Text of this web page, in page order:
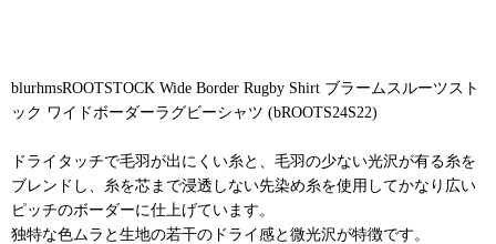
blurhmsROOTSTOCK Wide Border Rugby Shirt ブラームスルーツスト
ック ワイドボーダーラグビーシャツ (bROOTS24S22)
ドライタッチで毛羽が出にくい糸と、毛羽の少ない光沢が有る糸を
ブレンドし、糸を芯まで浸透しない先染め糸を使用してかなり広い
ピッチのボーダーに仕上げています。
独特な色ムラと生地の若干のドライ感と微光沢が特徴です。